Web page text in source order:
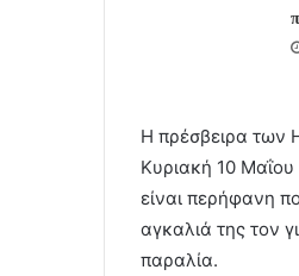
Η πρέσβειρα των
Κυριακή 10 Μαΐου
είναι περήφανη
αγκαλιά της τον
παραλία.